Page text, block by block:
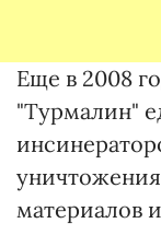
Еще в 2008
"Турмалин"
материалов